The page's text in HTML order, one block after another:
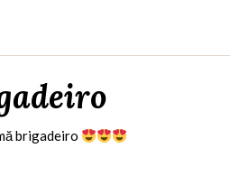
brigadeiro